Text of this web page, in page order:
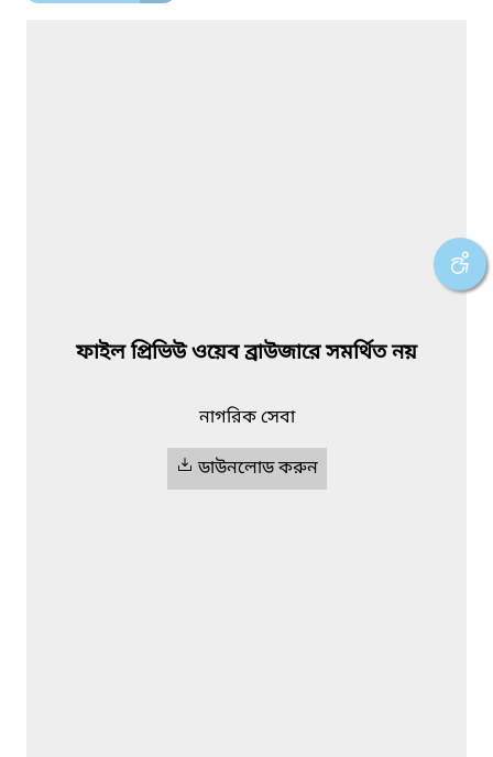
ফাইল প্রিভিউ ওয়েব ব্রাউজারে সমর্থিত নয়
নাগরিক সেবা
ডাউনলোড করুন